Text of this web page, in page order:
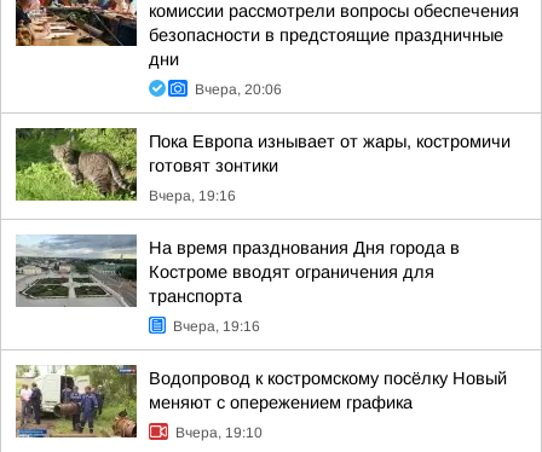
комиссии рассмотрели вопросы обеспечения
безопасности в предстоящие праздничные
дни
Вчера, 20:06
Пока Европа изнывает от жары, костромичи
готовят зонтики
Вчера, 19:16
На время празднования Дня города в
Костроме вводят ограничения для
транспорта
Вчера, 19:16
Водопровод к костромскому посёлку Новый
меняют с опережением графика
Вчера, 19:10